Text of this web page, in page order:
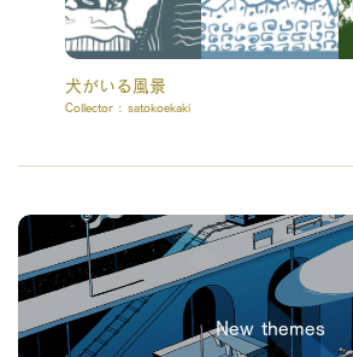
犬がいる風景
Collector : satokoekaki
New themes